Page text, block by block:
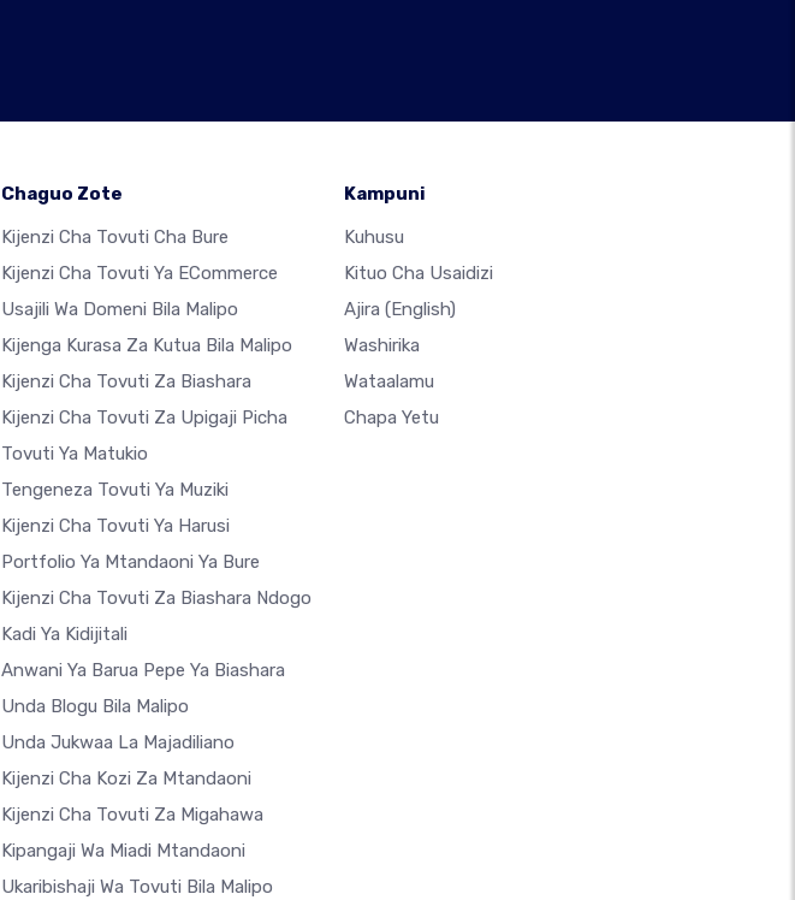
Chaguo Zote
Kijenzi Cha Tovuti Cha Bure
Kijenzi Cha Tovuti Ya ECommerce
Usajili Wa Domeni Bila Malipo
Kijenga Kurasa Za Kutua Bila Malipo
Kijenzi Cha Tovuti Za Biashara
Kijenzi Cha Tovuti Za Upigaji Picha
Tovuti Ya Matukio
Tengeneza Tovuti Ya Muziki
Kijenzi Cha Tovuti Ya Harusi
Portfolio Ya Mtandaoni Ya Bure
Kijenzi Cha Tovuti Za Biashara Ndogo
Kadi Ya Kidijitali
Anwani Ya Barua Pepe Ya Biashara
Unda Blogu Bila Malipo
Unda Jukwaa La Majadiliano
Kijenzi Cha Kozi Za Mtandaoni
Kijenzi Cha Tovuti Za Migahawa
Kipangaji Wa Miadi Mtandaoni
Ukaribishaji Wa Tovuti Bila Malipo
Kampuni
Kuhusu
Kituo Cha Usaidizi
Ajira (English)
Washirika
Wataalamu
Chapa Yetu